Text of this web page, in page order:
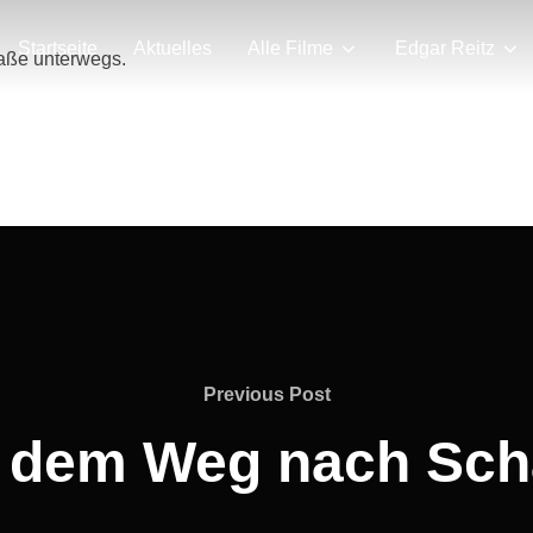
Startseite Aktuelles Alle Filme Edgar Reitz
unterwegs.
Previous
Previous Post
Weg nach